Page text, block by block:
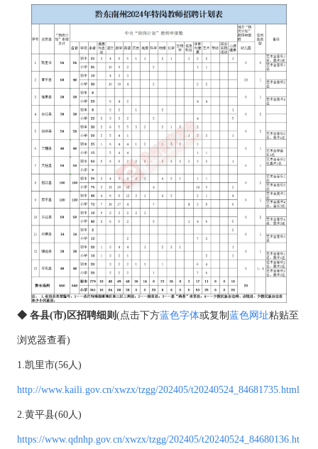
◆ 各县(市)区招聘细则 (点击下方蓝色字体或复制 蓝色网址粘贴至
浏览器查看)
1.凯里市(56人)
http://www.kaili.gov.cn/xwzx/tzgg/202405/t20240524_84681735.html
2.黄平县(60人)
https://www.qdnhp.gov.cn/xwzx/tzgg/202405/t20240524_84680136.ht